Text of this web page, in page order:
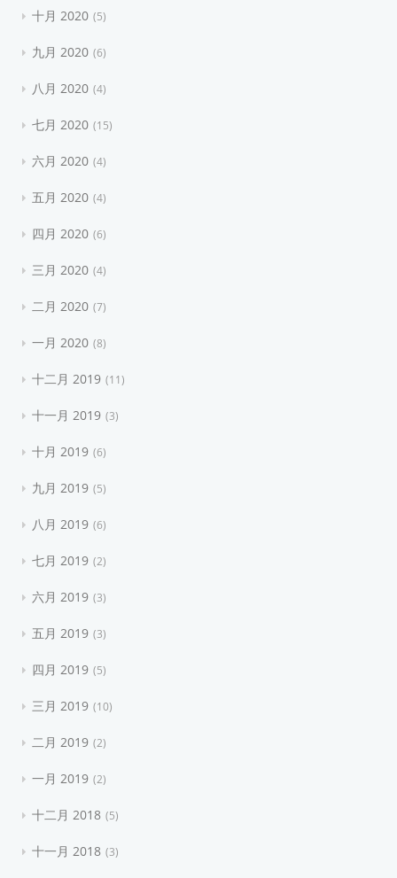
十月 2020 5
九月 2020 6
八月 2020 4
七月 2020 15
六月 2020 4
五月 2020 4
四月 2020 6
三月 2020 4
二月 2020 7
一月 2020 8
十二月 2019 11
十一月 2019 3
十月 2019 6
九月 2019 5
八月 2019 6
七月 2019 2
六月 2019 3
五月 2019 3
四月 2019 5
三月 2019 10
二月 2019 2
一月 2019 2
十二月 2018 5
十一月 2018 3